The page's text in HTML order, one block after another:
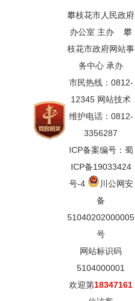
攀枝花市人民政府
办公室 主办 攀
枝花市政府网站事
务中心 承办
市民热线：0812-
12345 网站技术
维护电话：0812-
3356287
ICP备案编号：蜀
ICP备19033424
号-4
川公网安
备
51040202000005
号
网站标识码
5104000001
欢迎第18347161